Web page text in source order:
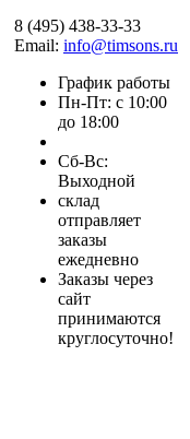
8 (495) 438-33-33
Email: info@timsons.ru
График работы
Пн-Пт: с 10:00
до 18:00
Cб-Вс:
Выходной
склад
отправляет
заказы
ежедневно
Заказы через
сайт
принимаются
круглосуточно!